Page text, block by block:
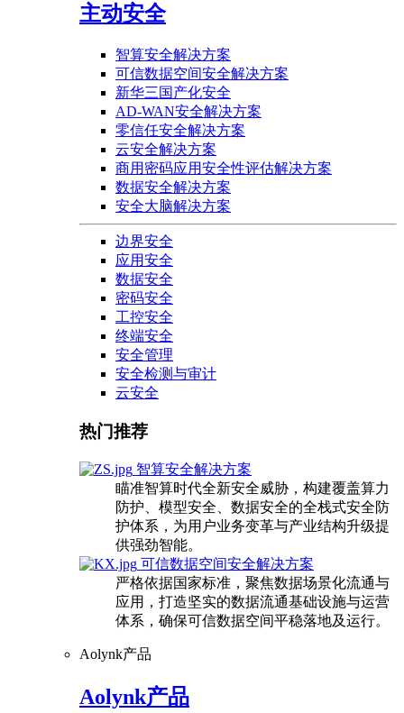
主动安全
智算安全解决方案
可信数据空间安全解决方案
新华三国产化安全
AD-WAN安全解决方案
零信任安全解决方案
云安全解决方案
商用密码应用安全性评估解决方案
数据安全解决方案
安全大脑解决方案
边界安全
应用安全
数据安全
密码安全
工控安全
终端安全
安全管理
安全检测与审计
云安全
热门推荐
智算安全解决方案
瞄准智算时代全新安全威胁，构建覆盖算力
防护、模型安全、数据安全的全栈式安全防
护体系，为用户业务变革与产业结构升级提
供强劲智能。
可信数据空间安全解决方案
严格依据国家标准，聚焦数据场景化流通与
应用，打造坚实的数据流通基础设施与运营
体系，确保可信数据空间平稳落地及运行。
Aolynk产品
Aolynk产品